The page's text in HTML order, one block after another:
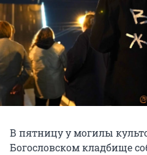
В пятницу у могилы
Богословском кладбище